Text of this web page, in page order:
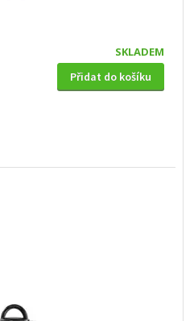
SKLADEM
Přidat do košíku